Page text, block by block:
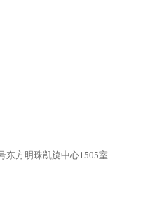
东方明珠凯旋中心1505室